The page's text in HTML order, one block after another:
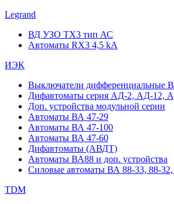
Legrand
ВД УЗО TX3 тип АС
Автоматы RX3 4,5 kA
ИЭК
Выключатели дифференциальные
Дифавтоматы серия АД-2, АД-12,
Доп. устройства модульной серии
Автоматы ВА 47-29
Автоматы ВА 47-100
Автоматы ВА 47-60
Дифавтоматы (АВДТ)
Автоматы ВА88 и доп. устройства
Силовые автоматы ВА 88-33, 88-32,
TDM